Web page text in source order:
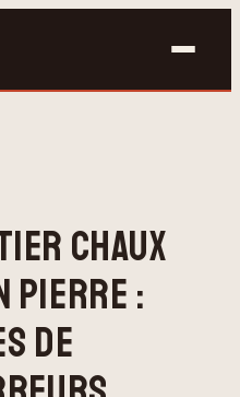
CHAUX
PIERRE :
DE